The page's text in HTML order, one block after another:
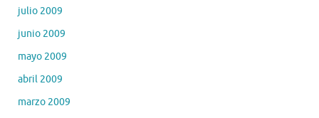
julio 2009
junio 2009
mayo 2009
abril 2009
marzo 2009